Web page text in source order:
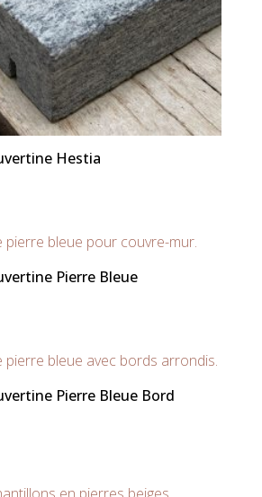
Hestia
Pierre Bleue
Pierre Bleue Bord